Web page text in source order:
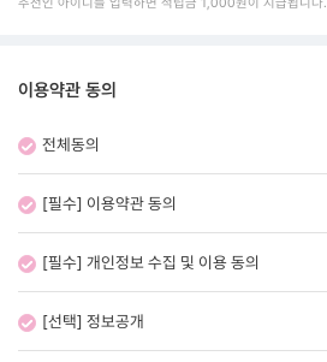
이용약관 동의
전체동의
[필수] 이용약관 동의
[필수] 개인정보 수집 및 이용 동의
[선택] 정보공개